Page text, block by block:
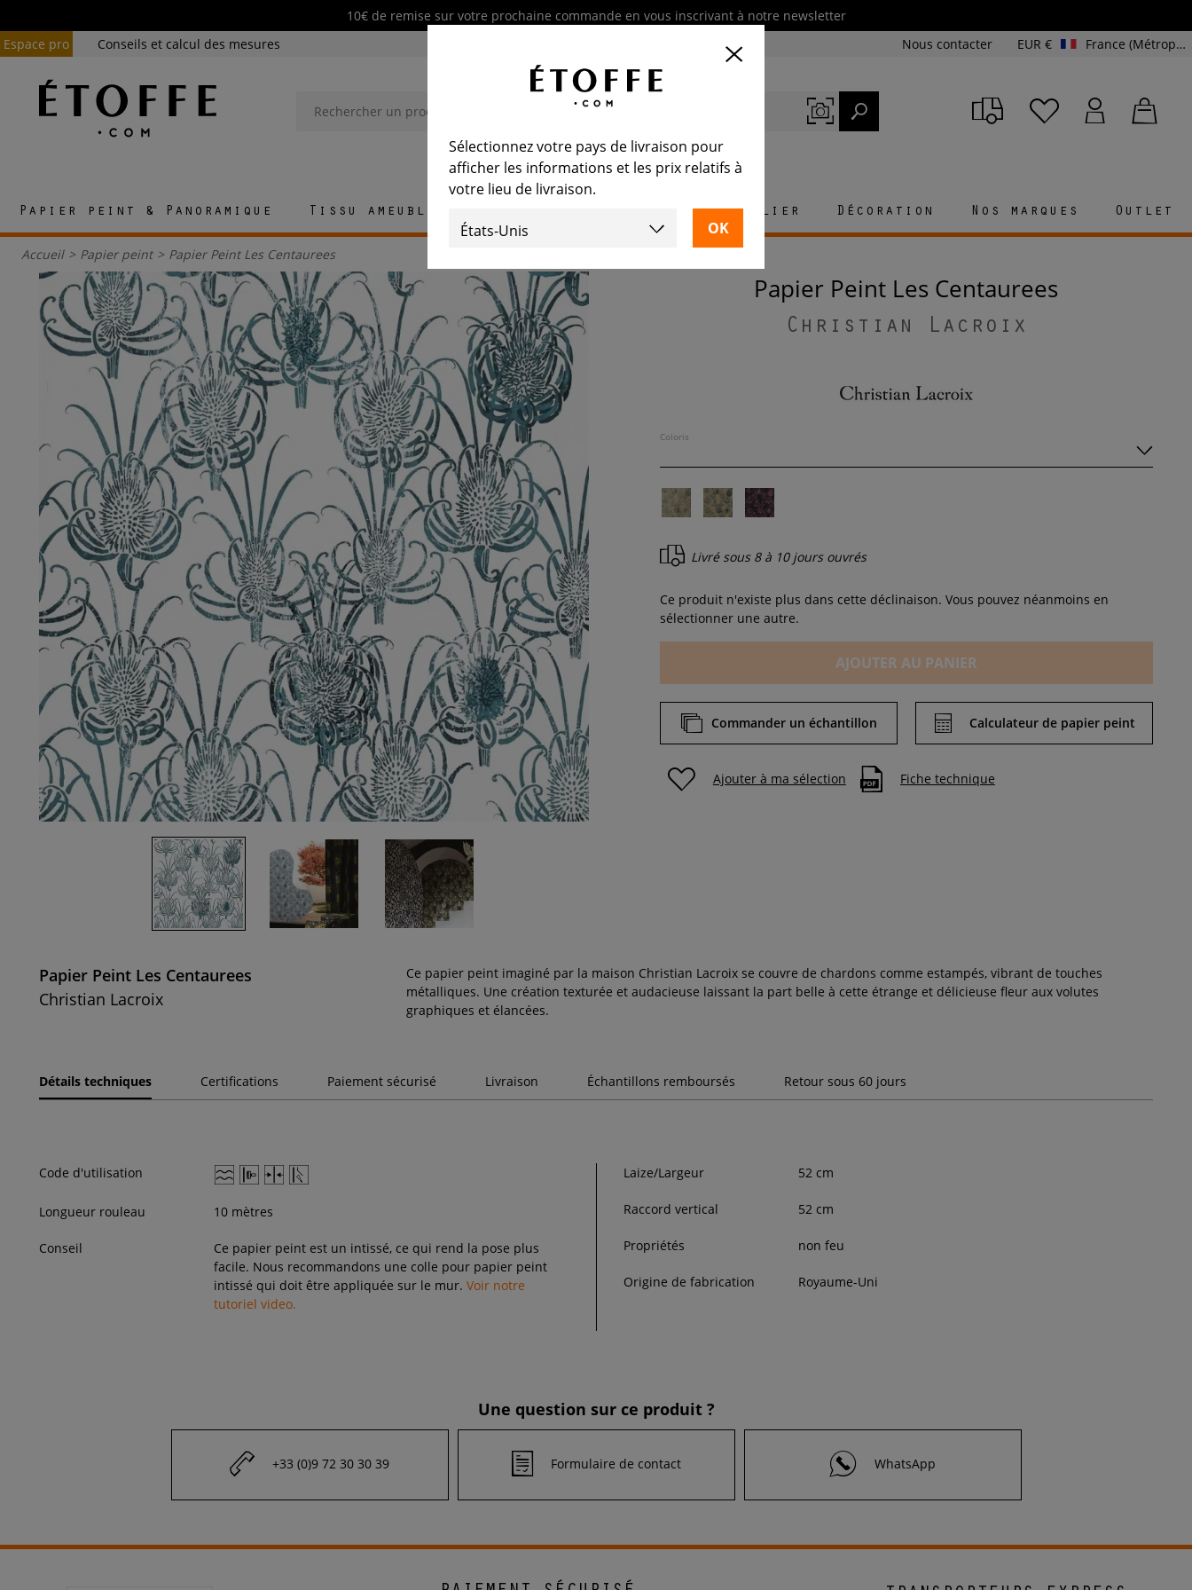
10€ de remise sur votre prochaine commande en vous inscrivant à notre newsletter
Espace pro
Conseils et calcul des mesures Nous contacter EUR € France (Métropolitaine et Corse)
Papier peint & Panoramique Tissu ameublement Mobilier Décoration Nos marques Outlet
Accueil > Papier peint > Papier Peint Les Centaurees
Papier Peint Les Centaurees
Christian Lacroix
Coloris
Livré sous 8 à 10 jours ouvrés
Ce produit n'existe plus dans cette déclinaison. Vous pouvez néanmoins en
sélectionner une autre.
AJOUTER AU PANIER
Commander un échantillon Calculateur de papier peint
Ajouter à ma sélection Fiche technique
Papier Peint Les Centaurees
Christian Lacroix
Ce papier peint imaginé par la maison Christian Lacroix se couvre de chardons comme estampés, vibrant de touches
métalliques. Une création texturée et audacieuse laissant la part belle à cette étrange et délicieuse fleur aux volutes
graphiques et élancées.
Détails techniques Certifications Paiement sécurisé Livraison Échantillons remboursés Retour sous 60 jours
Code d'utilisation
Longueur rouleau 10 mètres
Conseil
Ce papier peint est un intissé, ce qui rend la pose plus
facile. Nous recommandons une colle pour papier peint
intissé qui doit être appliquée sur le mur.Voir notre
tutoriel video.
Laize/Largeur 52 cm
Raccord vertical 52 cm
Propriétés non feu
Origine de fabrication Royaume-Uni
Une question sur ce produit ?
+33 (0)9 72 30 30 39 Formulaire de contact WhatsApp
Sélectionnez votre pays de livraison pour
afficher les informations et les prix relatifs à
votre lieu de livraison.